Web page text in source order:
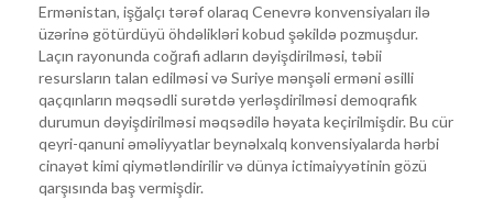
Ermənistan, işğalçı tərəf olaraq Cenevrə konvensiyaları ilə
üzərinə götürdüyü öhdəlikləri kobud şəkildə pozmuşdur.
Laçın rayonunda coğrafi adların dəyişdirilməsi, təbii
resursların talan edilməsi və Suriye mənşəli erməni əsilli
qaçqınların məqsədli surətdə yerləşdirilməsi demoqrafik
durumun dəyişdirilməsi məqsədilə həyata keçirilmişdir. Bu cür
qeyri-qanuni əməliyyatlar beynəlxalq konvensiyalarda hərbi
cinayət kimi qiymətləndirilir və dünya ictimaiyyətinin gözü
qarşısında baş vermişdir.